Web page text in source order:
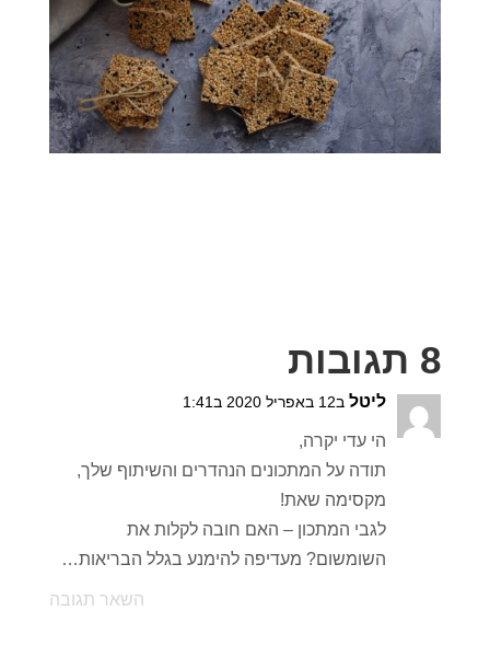
8 תגובות
ליטל ב12 באפריל 2020 ב1:41
הי עדי יקרה,
תודה על המתכונים הנהדרים והשיתוף שלך,
מקסימה שאת!
לגבי המתכון – האם חובה לקלות את
השומשום? מעדיפה להימנע בגלל הבריאות…
השאר תגובה